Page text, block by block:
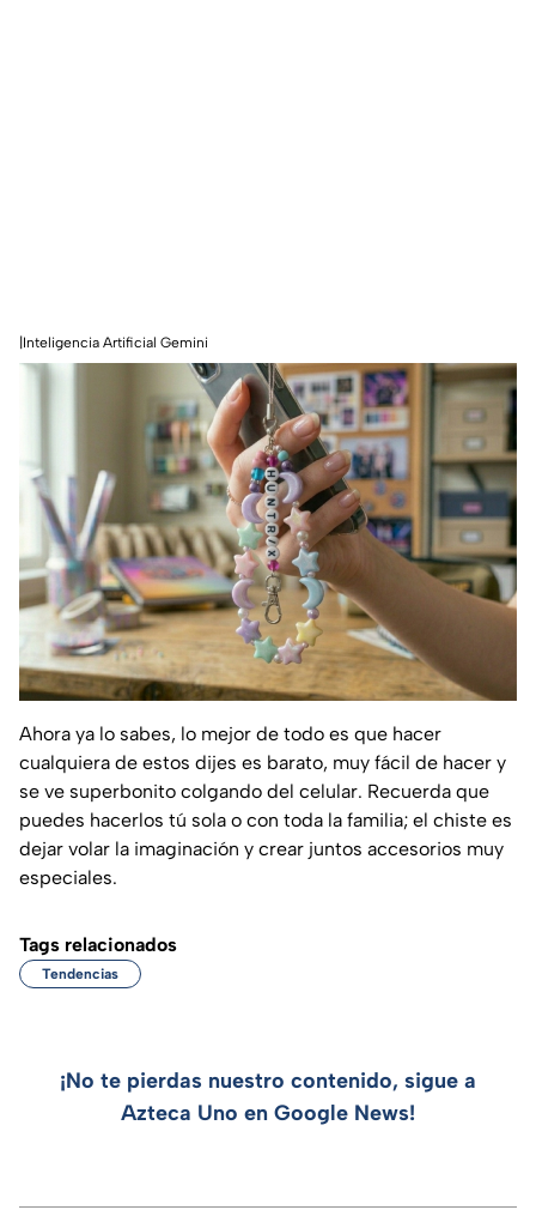
|Inteligencia Artificial Gemini
Ahora ya lo sabes, lo mejor de todo es que hacer
cualquiera de estos dijes es barato, muy fácil de hacer y
se ve superbonito colgando del celular. Recuerda que
puedes hacerlos tú sola o con toda la familia; el chiste es
dejar volar la imaginación y crear juntos accesorios muy
especiales.
Tags relacionados
Tendencias
¡No te pierdas nuestro contenido, sigue a
Azteca Uno en Google News!